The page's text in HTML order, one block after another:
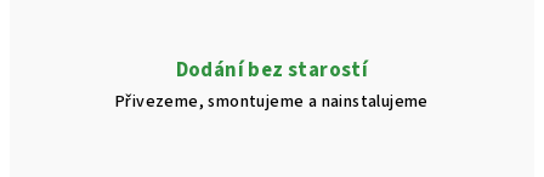
Dodání bez starostí
Přivezeme, smontujeme a nainstalujeme